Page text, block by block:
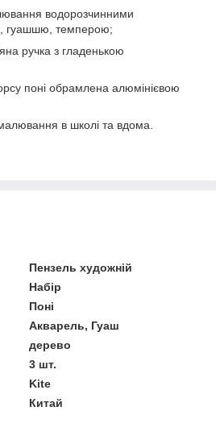
водорозчинними
гуашшю, темперою;
ручка з гладенькою
поні обрамлена алюмінієвою
в школі та вдома.
Пензель художній
Набір
Поні
Акварель, Гуаш
дерево
3 шт.
Kite
Китай